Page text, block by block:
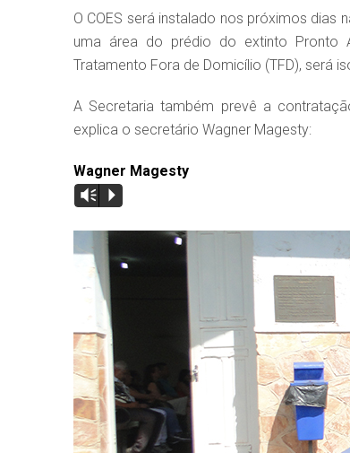
O COES será instalado nos próximos dias
uma área do prédio do extinto Pronto
Tratamento Fora de Domicílio (TFD), será
A Secretaria também prevê a
explica o secretário Wagner Magesty:
Wagner Magesty
Vm P